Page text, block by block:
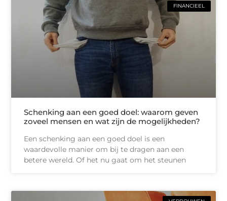
FINANCIEEL
Schenking aan een goed doel: waarom geven
zoveel mensen en wat zijn de mogelijkheden?
Een schenking aan een goed doel is een
waardevolle manier om bij te dragen aan een
betere wereld. Of het nu gaat om het steunen